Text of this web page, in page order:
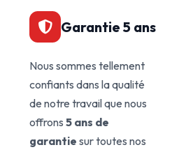
Garantie 5 ans
Nous sommes tellement
confiants dans la qualité
de notre travail que nous
offrons 5 ans de
garantie sur toutes nos